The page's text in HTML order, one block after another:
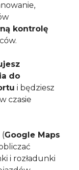
kontrolę
do
i będziesz
w czasie
(Google Maps
i rozładunki